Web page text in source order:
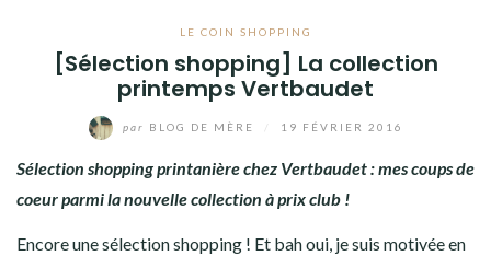
LE COIN SHOPPING
[Sélection shopping] La collection
printemps Vertbaudet
par BLOG DE MÈRE 19 FÉVRIER 2016
Sélection shopping printanière chez Vertbaudet : mes coups de
coeur parmi la nouvelle collection à prix club !
Encore une sélection shopping ! Et bah oui, je suis motivée en